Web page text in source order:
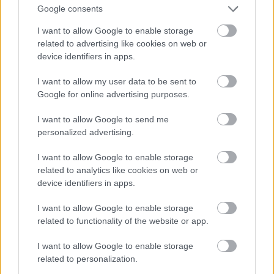
Google consents
I want to allow Google to enable storage
related to advertising like cookies on web or
device identifiers in apps.
I want to allow my user data to be sent to
Google for online advertising purposes.
I want to allow Google to send me
personalized advertising.
I want to allow Google to enable storage
related to analytics like cookies on web or
device identifiers in apps.
I want to allow Google to enable storage
related to functionality of the website or app.
I want to allow Google to enable storage
related to personalization.
iemesli – viens no tiem
mitohondriji
Speciālistinosauc laikus,
kad kafiju labāk nedzert –
tā var negatīvi ietekmēt
Atcelt Ziņot